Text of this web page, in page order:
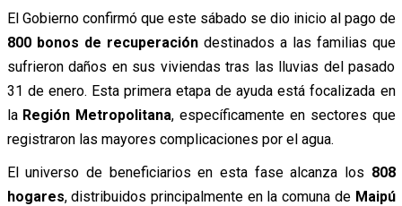
El Gobierno confirmó que este sábado se dio inicio al pago de
800 bonos de recuperacióndestinados a las familias que
sufrieron daños en sus viviendas tras las lluvias del pasado
31 de enero. Esta primera etapa de ayuda está focalizada en
la Región Metropolitana, específicamente en sectores que
registraron las mayores complicaciones por el agua.
El universo de beneficiarios en esta fase alcanza los 808
hogares, distribuidos principalmente en la comuna de Maipú